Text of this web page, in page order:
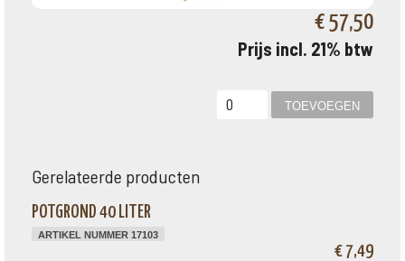
€ 57,50
Prijs incl. 21% btw
Gerelateerde producten
POTGROND 40 LITER
ARTIKEL NUMMER 17103
€ 7,49